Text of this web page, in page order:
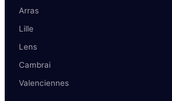
Arras
Lille
Lens
Cambrai
Valenciennes